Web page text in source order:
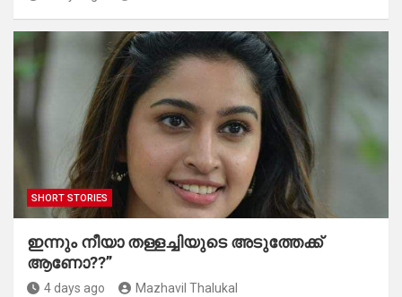
SHORT STORIES
ഇന്നും നീയാ തള്ളച്ചിയുടെ അടുത്തേക്ക്
ആണോ??”
4 days ago Mazhavil Thalukal